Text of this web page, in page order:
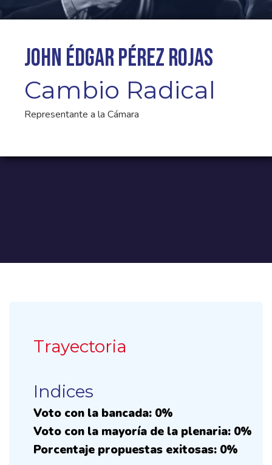
John Édgar Pérez Rojas
Cambio Radical
Representante a la Cámara
Trayectoria
Indices
Voto con la bancada: 0%
Voto con la mayoría de la plenaria: 0%
Porcentaje propuestas exitosas: 0%